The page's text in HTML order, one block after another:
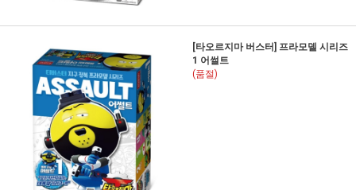
[타오르지마 버스터] 프라모델 시리즈
1 어썰트
(품절)